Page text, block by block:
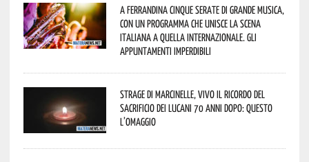
A Ferrandina cinque serate di grande musica,
con un programma che unisce la scena
italiana a quella internazionale. Gli
appuntamenti imperdibili
Strage di Marcinelle, vivo il ricordo del
sacrificio dei lucani 70 anni dopo: questo
l’omaggio